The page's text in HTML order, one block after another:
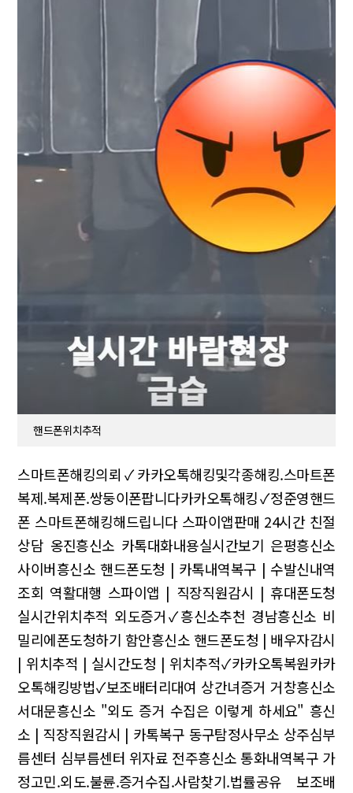
핸드폰위치추적
스마트폰해킹의뢰✓카카오톡해킹및각종해킹.스마트폰
복제.복제폰.쌍둥이폰팝니다카카오톡해킹✓정준영핸드
폰 스마트폰해킹해드립니다 스파이앱판매 24시간 친절
상담 옹진흥신소 카톡대화내용실시간보기 은평흥신소
사이버흥신소 핸드폰도청 | 카톡내역복구 | 수발신내역
조회 역활대행 스파이앱 | 직장직원감시 | 휴대폰도청
실시간위치추적 외도증거✓흥신소추천 경남흥신소 비
밀리에폰도청하기 함안흥신소핸드폰도청 | 배우자감시
| 위치추적 | 실시간도청 | 위치추적✓카카오톡복원카카
오톡해킹방법✓보조배터리대여 상간녀증거 거창흥신소
서대문흥신소 "외도 증거 수집은 이렇게 하세요" 흥신
소 | 직장직원감시 | 카톡복구 동구탐정사무소 상주심부
름센터 심부름센터 위자료 전주흥신소 통화내역복구 가
정고민.외도.불륜.증거수집.사람찾기.법률공유
보조배